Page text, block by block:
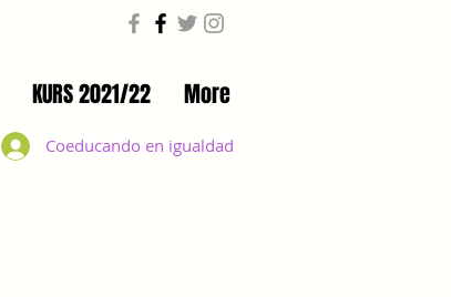
KURS 2021/22 More
Coeducando en igualdad